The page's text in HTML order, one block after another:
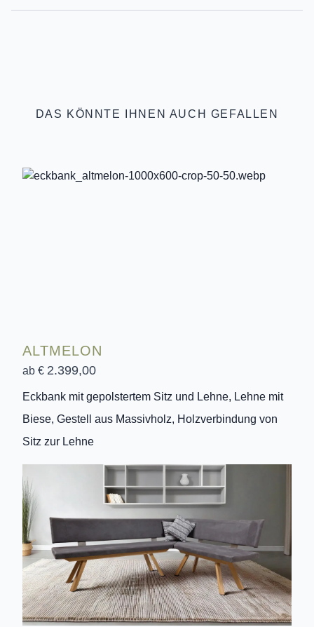
DAS KÖNNTE IHNEN AUCH GEFALLEN
ALTMELON
ab € 2.399,00
Eckbank mit gepolstertem Sitz und Lehne, Lehne mit
Biese, Gestell aus Massivholz, Holzverbindung von
Sitz zur Lehne